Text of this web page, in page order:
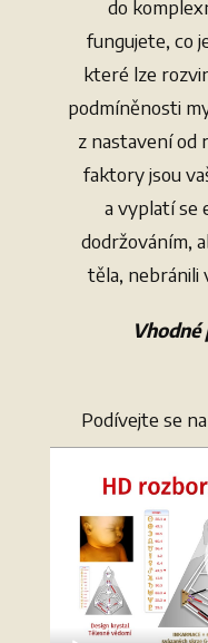
do
fungujete, co
které lze
podmíněnosti
z nastavení od
faktory jsou
a vyplatí se
dodržováním,
těla, nebránili
Podívejte se
přehrávač